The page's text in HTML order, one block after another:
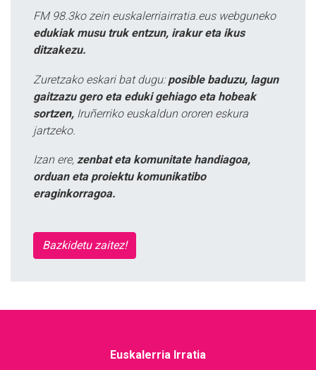
FM 98.3ko zein euskalerriairratia.eus webguneko
edukiak musu truk entzun, irakur eta ikus
ditzakezu.
Zuretzako eskari bat dugu: posible baduzu, lagun
gaitzazu gero eta eduki gehiago eta hobeak
sortzen, Iruñerriko euskaldun ororen eskura
jartzeko.
Izan ere, zenbat eta komunitate handiagoa,
orduan eta proiektu komunikatibo
eraginkorragoa.
Bazkidetu zaitez!
Euskalerria Irratia